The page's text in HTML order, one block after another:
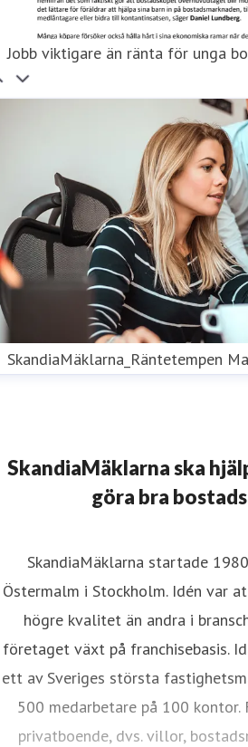
Jobb viktigare än ränta för unga
SkandiaMäklarna_Räntetempen
SkandiaMäklarna ska
göra bra
SkandiaMäklarna startade
Östermalm i Stockholm. Idén var
högre kvalitet än andra i
företaget växt på franchisebasis.
ett av Sveriges största
500 medarbetare på 100
privatboende, dvs. villor,